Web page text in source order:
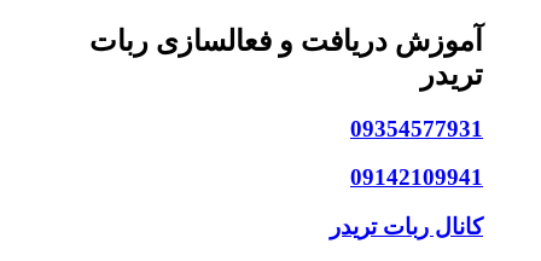
آموزش دریافت و فعالسازی ربات
تریدر
09354577931
09142109941
کانال ربات تریدر